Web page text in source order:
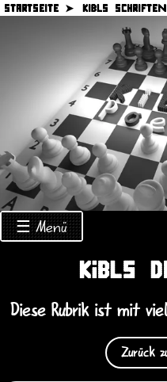
STARTSEITE ➤ KIBLS SCHRIFTEN
☰ Menü
KiBLS
Diese Rubrik ist mit
Zurück